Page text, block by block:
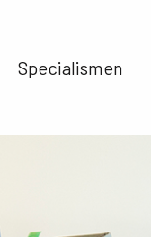
Specialismen